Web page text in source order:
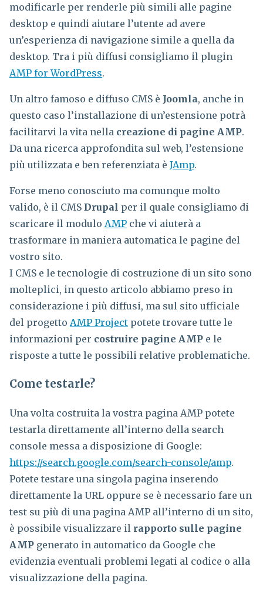
modificarle per renderle più simili alle pagine
desktop e quindi aiutare l’utente ad avere
un’esperienza di navigazione simile a quella da
desktop. Tra i più diffusi consigliamo il plugin
AMP for WordPress.
Un altro famoso e diffuso CMS è Joomla, anche in
questo caso l’installazione di un’estensione potrà
facilitarvi la vita nella creazione di pagine AMP.
Da una ricerca approfondita sul web, l’estensione
più utilizzata e ben referenziata è JAmp.
Forse meno conosciuto ma comunque molto
valido, è il CMS Drupal per il quale consigliamo di
scaricare il modulo AMP che vi aiuterà a
trasformare in maniera automatica le pagine del
vostro sito.
I CMS e le tecnologie di costruzione di un sito sono
molteplici, in questo articolo abbiamo preso in
considerazione i più diffusi, ma sul sito ufficiale
del progetto AMP Project potete trovare tutte le
informazioni per costruire pagine AMP e le
risposte a tutte le possibili relative problematiche.
Come testarle?
Una volta costruita la vostra pagina AMP potete
testarla direttamente all’interno della search
console messa a disposizione di Google:
https://search.google.com/search-console/amp.
Potete testare una singola pagina inserendo
direttamente la URL oppure se è necessario fare un
test su più di una pagina AMP all’interno di un sito,
è possibile visualizzare il rapporto sulle pagine
AMP generato in automatico da Google che
evidenzia eventuali problemi legati al codice o alla
visualizzazione della pagina.